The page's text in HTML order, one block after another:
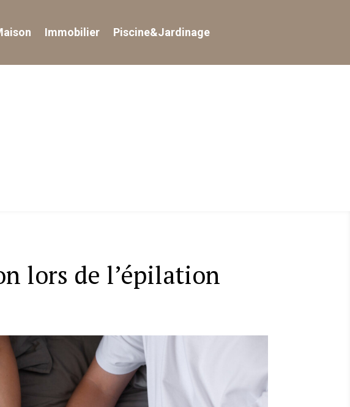
Immobilier Piscine&Jardinage
lors de l’épilation